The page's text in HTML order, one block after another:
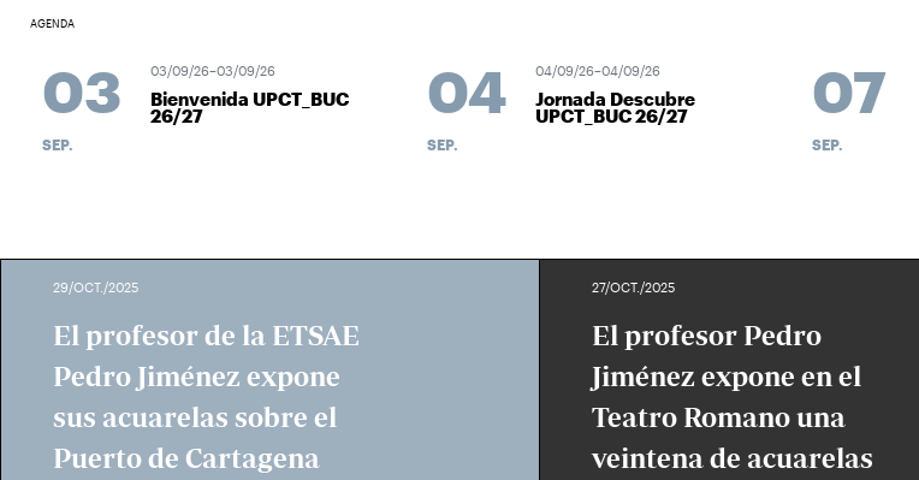
AGENDA
03
SEP.
03/09/26–03/09/26
Bienvenida UPCT_BUC
26/27 04
SEP.
04/09/26–04/09/26
Jornada Descubre
UPCT_BUC 26/27 07
SEP.
29/OCT./2025
El profesor de la ETSAE
Pedro Jiménez expone
sus acuarelas sobre el
Puerto de Cartagena
27/OCT./2025
El profesor Pedro
Jiménez expone en el
Teatro Romano una
veintena de acuarelas